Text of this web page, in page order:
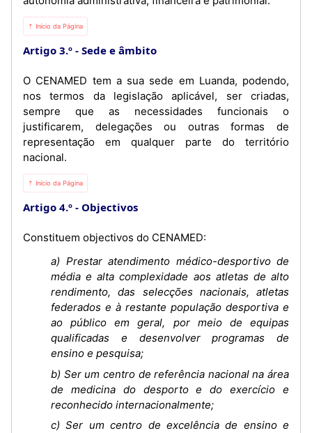
⇡ Início da Página
Artigo 3.º Sede e âmbito
O CENAMED tem a sua sede em Luanda, podendo,
nos termos da legislação aplicável, ser criadas,
sempre que as necessidades funcionais o
justificarem, delegações ou outras formas de
representação em qualquer parte do território
nacional.
⇡ Início da Página
Artigo 4.º Objectivos
Constituem objectivos do CENAMED:
a) Prestar atendimento médico-desportivo de
média e alta complexidade aos atletas de alto
rendimento, das selecções nacionais, atletas
federados e à restante população desportiva e
ao público em geral, por meio de equipas
qualificadas e desenvolver programas de
ensino e pesquisa;
b) Ser um centro de referência nacional na área
de medicina do desporto e do exercício e
reconhecido internacionalmente;
c) Ser um centro de excelência de ensino e